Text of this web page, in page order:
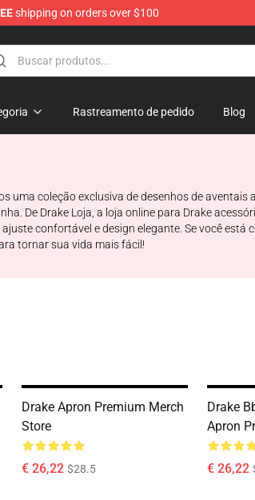
shipping on orders over $100
Rastreamento de pedido Blog
uma coleção exclusiva de desenhos de
De Drake Loja, a loja online para Drake
confortável e design elegante. Se você
tornar sua vida mais fácil!
Drake Apron Premium Merch
Store
€ 26,22 $28.5
Drake
Apron
€ 26,22